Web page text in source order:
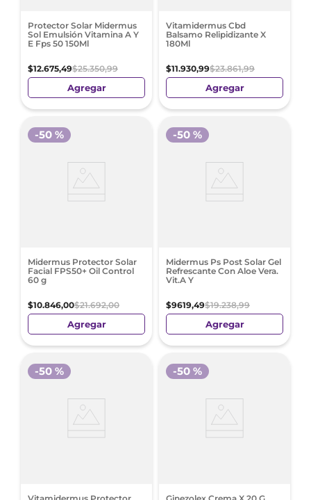
Protector Solar Midermus
Sol Emulsión Vitamina A Y
E Fps 50 150Ml
$12.675,49$25.350,99
Agregar
Vitamidermus Cbd
Balsamo Relipidizante X
180Ml
$11.930,99$23.861,99
Agregar
Midermus Protector Solar
Facial FPS50+ Oil Control
60 g
$10.846,00$21.692,00
-50 %
Agregar
Midermus Ps Post Solar Gel
Refrescante Con Aloe Vera.
Vit.A Y
$9619,49$19.238,99
-50 %
Agregar
-50 % -50 %